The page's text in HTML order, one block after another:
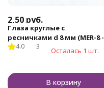
2,50 руб.
Глаза круглые с
ресничками d 8 мм (MER-8 -
синие)
4.0 3 Осталась 1 шт.
В корзину